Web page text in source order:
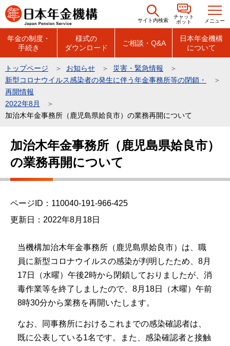
こ
の
の
先
頭
で
サイト内検索
チャット
ボット
メニュー
年金の制度・
手続き
様式の
ダウンロード
ご相談・Q&A
日本年金機構
について
トップページ お知らせ
災害・緊急情報
新型コロナウイルス感染者の発生に伴う年金事務所等の閉鎖・
再開情報
2022年8月
加治木年金事務所（鹿児島県姶良市）の業務再開について
加治木年金事務所（鹿児島県姶良市）
の業務再開について
ページID：110040-191-966-425
更新日：2022年8月18日
当機構加治木年金事務所（鹿児島県姶良市）は、職
員に新型コロナウイルスの感染が判明したため、8月
17日（水曜）午後2時から閉鎖しておりましたが、消
毒作業等を終了しましたので、8月18日（木曜）午前
8時30分から業務を再開いたします。
なお、同事務所におけるこれまでの感染確認者は、
既に公表している1名です。また、感染確認者と接触